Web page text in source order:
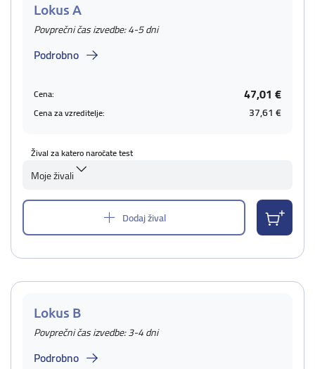
Lokus A
Povprečni čas izvedbe: 4-5 dni
Podrobno
Cena: 47,01 €
Cena za vzreditelje: 37,61 €
Žival za katero naročate test
Moje živali
Dodaj žival
Lokus B
Povprečni čas izvedbe: 3-4 dni
Podrobno